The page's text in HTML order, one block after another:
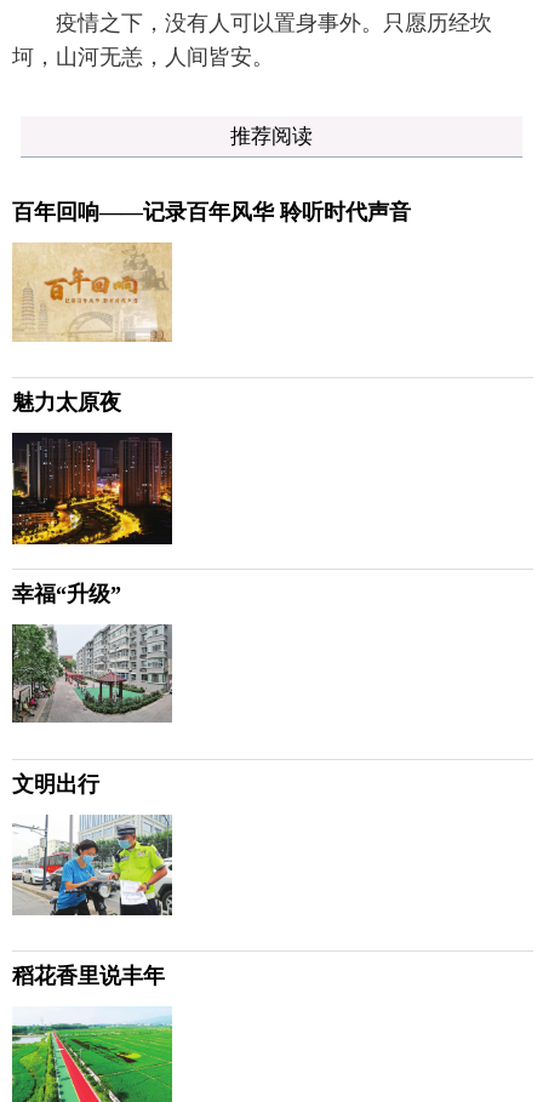
疫情之下，没有人可以置身事外。只愿历经坎
坷，山河无恙，人间皆安。
推荐阅读
百年回响——记录百年风华 聆听时代声音
魅力太原夜
幸福“升级”
文明出行
稻花香里说丰年